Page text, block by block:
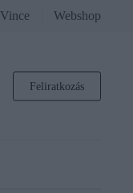
Vince Webshop
Feliratkozás